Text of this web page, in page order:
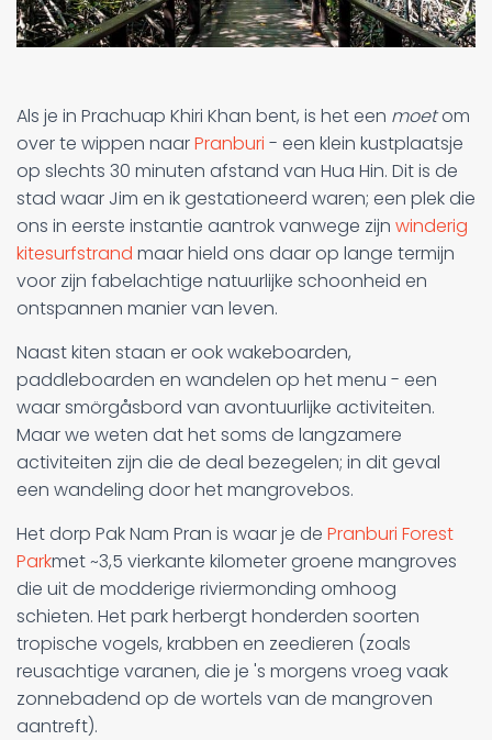
Als je in Prachuap Khiri Khan bent, is het een moetom
over te wippen naarPranburi - een klein kustplaatsje
op slechts 30 minuten afstand van Hua Hin. Dit is de
stad waar Jim en ik gestationeerd waren; een plek die
ons in eerste instantie aantrok vanwege zijn winderig
kitesurfstrand maar hield ons daar op lange termijn
voor zijn fabelachtige natuurlijke schoonheid en
ontspannen manier van leven.
Naast kiten staan er ook wakeboarden,
paddleboarden en wandelen op het menu - een
waar smörgåsbord van avontuurlijke activiteiten.
Maar we weten dat het soms de langzamere
activiteiten zijn die de deal bezegelen; in dit geval
een wandeling door het mangrovebos.
Het dorp Pak Nam Pran is waar je de Pranburi Forest
Parkmet ~3,5 vierkante kilometer groene mangroves
die uit de modderige riviermonding omhoog
schieten. Het park herbergt honderden soorten
tropische vogels, krabben en zeedieren (zoals
reusachtige varanen, die je 's morgens vroeg vaak
zonnebadend op de wortels van de mangroven
aantreft).